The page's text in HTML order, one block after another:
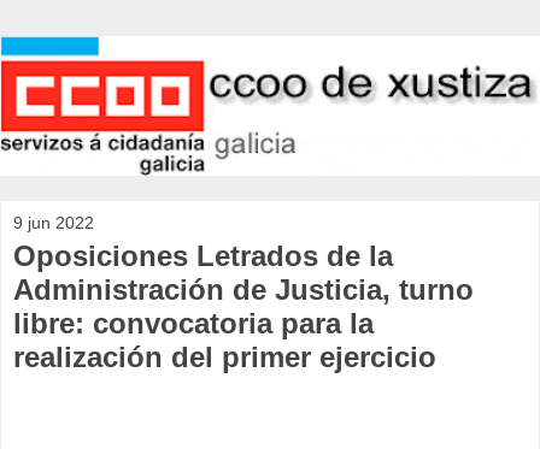
9 jun 2022
Oposiciones Letrados de la
Administración de Justicia, turno
libre: convocatoria para la
realización del primer ejercicio